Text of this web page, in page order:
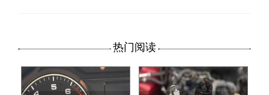
热门阅读